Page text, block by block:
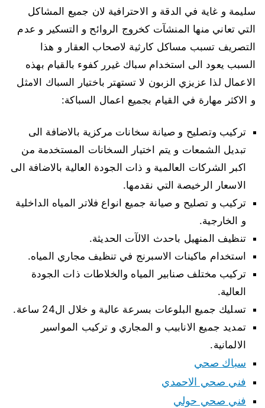
سليمة و غاية في الدقة و الاحترافية لان جميع المشاكل
التي تعاني منها المنشآت كخروج الروائح و التسكير و عدم
التصريف تسبب مساكل كارثية لاصحاب العقار و هذا
السبب يعود الى استخدام سباك غيرر كفوء بالقيام بهذه
الاعمال لذا عزيزي الزبون لا تستهتر باختيار السباك الامثل
و الاكثر مهارة في القيام بجميع اعمال السباكة:
تركيب وتصليح و صيانة سخانات مركزية بالاضافة الى
تبديل الشمعات و يتم اختيار السخانات المستخدمة من
اكبر الشركات العالمية و ذات الجودة العالية بالاضافة الى
الاسعار الرخيصة التي نقدمها.
تركيب و تصليح و صيانة جميع انواع فلاتر المياه الداخلية
و الخارجية.
تنظيف المنهيل باحدث الالآت الحديثة.
استخدام ماكينات الاسبرنج في تنظيف مجاري المياه.
تركيب مختلف صنابير المياه والخلاطات ذات الجودة
العالية.
تسليك جميع البلوعات بسرعة عالية و خلال ال24 ساعة.
تمديد جميع الانابيب و المجاري و تركيب المواسير
الالمانية.
سباك صحي
فني صحي الاحمدي
فني صحي حولي